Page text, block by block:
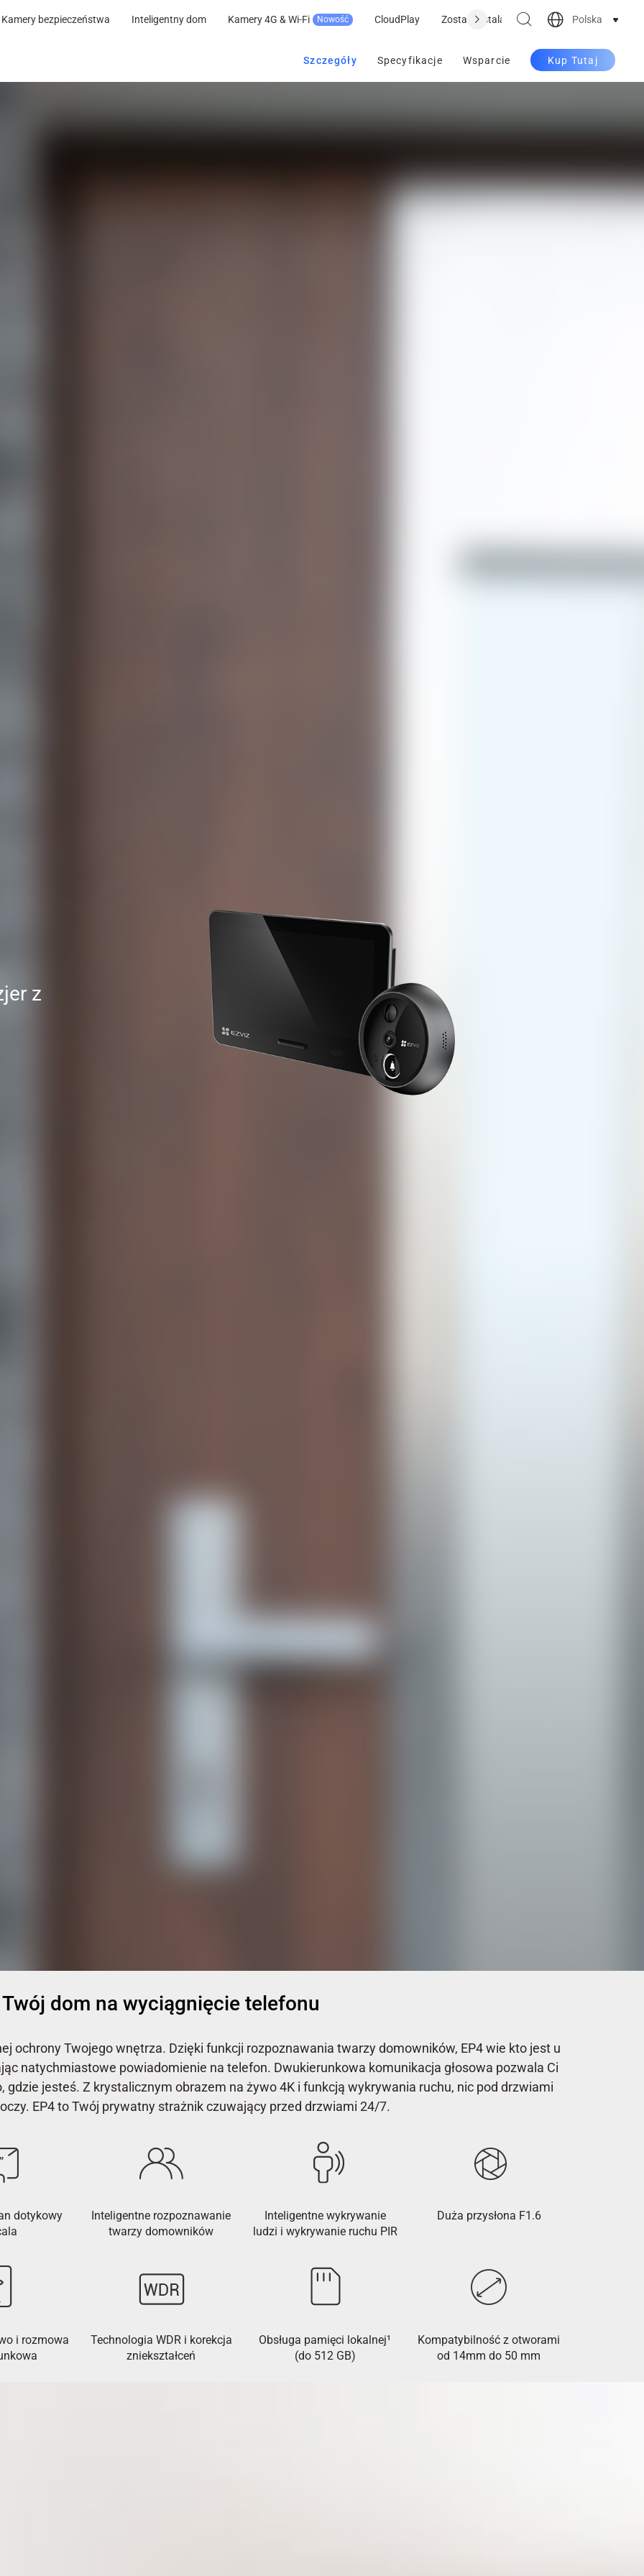
Kamery bezpieczeństwa Inteligentny dom Kamery 4G & Wi-Fi Nowość CloudPlay Zostań instalatorem Gdzie kupić
Polska
Szczegóły Specyfikacje Wsparcie Kup Tutaj
z
Twój dom na wyciągnięcie telefonu
ochrony Twojego wnętrza. Dzięki funkcji rozpoznawania twarzy domowników, EP4 wie kto jest u
natychmiastowe powiadomienie na telefon. Dwukierunkowa komunikacja głosowa pozwala Ci
gdzie jesteś. Z krystalicznym obrazem na żywo 4K i funkcją wykrywania ruchu, nic pod drzwiami
EP4 to Twój prywatny strażnik czuwający przed drzwiami 24/7.
dotykowy
Inteligentne rozpoznawanie
twarzy domowników
Inteligentne wykrywanie
ludzi i wykrywanie ruchu PIR
Duża przysłona F1.6
i rozmowa
Technologia WDR i korekcja
zniekształceń
Obsługa pamięci lokalnej¹
(do 512 GB)
Kompatybilność z otworami
od 14mm do 50 mm